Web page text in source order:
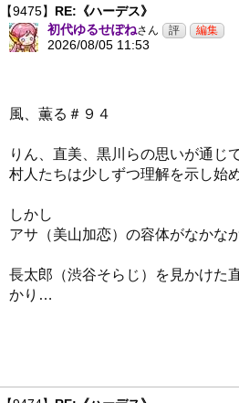
【9475】 RE:《ハーデス》
初代ゆるせぽねさん
2026/08/05 11:53
風、薫る＃９４
りん、直美、黒川らの思いが通じ
村人たちは少しずつ理解を示し始
しかし
アサ（美山加恋）の容体がなかな
長太郎（渋谷そらじ）を見かけた
かり…